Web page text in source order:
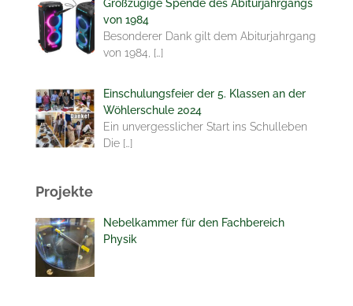
Großzügige Spende des Abiturjahrgangs
von 1984
Besonderer Dank gilt dem Abiturjahrgang
von 1984, […]
Einschulungsfeier der 5. Klassen an der
Wöhlerschule 2024
Ein unvergesslicher Start ins Schulleben
Die […]
Projekte
Nebelkammer für den Fachbereich
Physik